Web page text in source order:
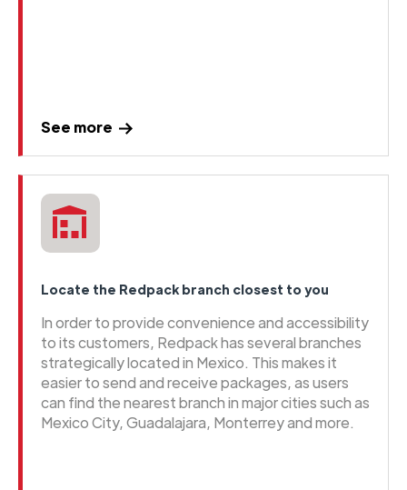
See more
Locate the Redpack branch closest to you
In order to provide convenience and accessibility
to its customers, Redpack has several branches
strategically located in Mexico. This makes it
easier to send and receive packages, as users
can find the nearest branch in major cities such as
Mexico City, Guadalajara, Monterrey and more.